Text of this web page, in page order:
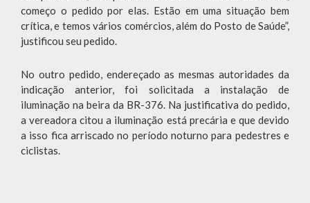
começo o pedido por elas. Estão em uma situação bem
crítica, e temos vários comércios, além do Posto de Saúde”,
justificou seu pedido.
No outro pedido, endereçado as mesmas autoridades da
indicação anterior, foi solicitada a instalação de
iluminação na beira da BR-376. Na justificativa do pedido,
a vereadora citou a iluminação está precária e que devido
a isso fica arriscado no período noturno para pedestres e
ciclistas.